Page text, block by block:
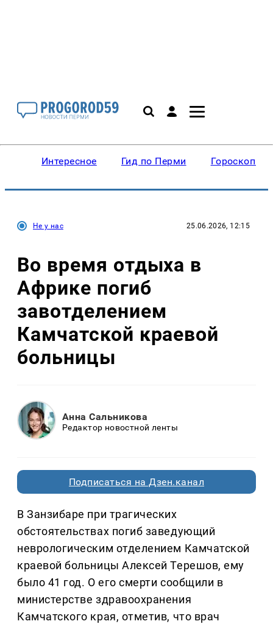
Интересное Гид по Перми Гороскопы
Не у нас 25.06.2026, 12:15
Во время отдыха в
Африке погиб
завотделением
Камчатской краевой
больницы
Анна Сальникова
Редактор новостной ленты
Подписаться на Дзен.канал
В Занзибаре при трагических
обстоятельствах погиб заведующий
неврологическим отделением Камчатской
краевой больницы Алексей Терешов, ему
было 41 год. О его смерти сообщили в
министерстве здравоохранения
Камчатского края, отметив, что врач